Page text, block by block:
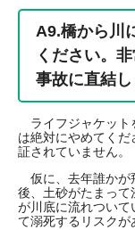
A9.橋から川
ください。
事故に直結し
ライフジャケット
は絶対にやめてく
証されていません。
仮に、去年誰かが
後、土砂がたまっ
が川底に流れついて
て溺死するリスクが